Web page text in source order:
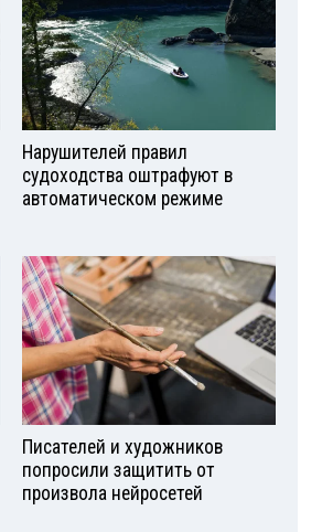
Нарушителей правил
судоходства оштрафуют в
автоматическом режиме
Писателей и художников
попросили защитить от
произвола нейросетей